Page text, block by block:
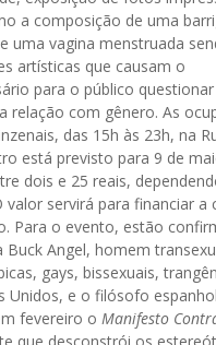
a composição de uma
uma vagina menstruada
artísticas que causam o
para o público
relação com gênero. As
das 15h às 23h, na
está previsto para 9 de
dois e 25 reais,
valor servirá para financiar a
Para o evento, estão
Angel, homem
gays, bissexuais,
Unidos, e o filósofo
fevereiro o Manifesto